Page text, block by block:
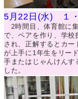
5月22日(水) １・
2時間目、体育館に
で、ペアを作り、学
され、正解するとカ
が上手に1年生をリー
手またはじゃんけんす
した。